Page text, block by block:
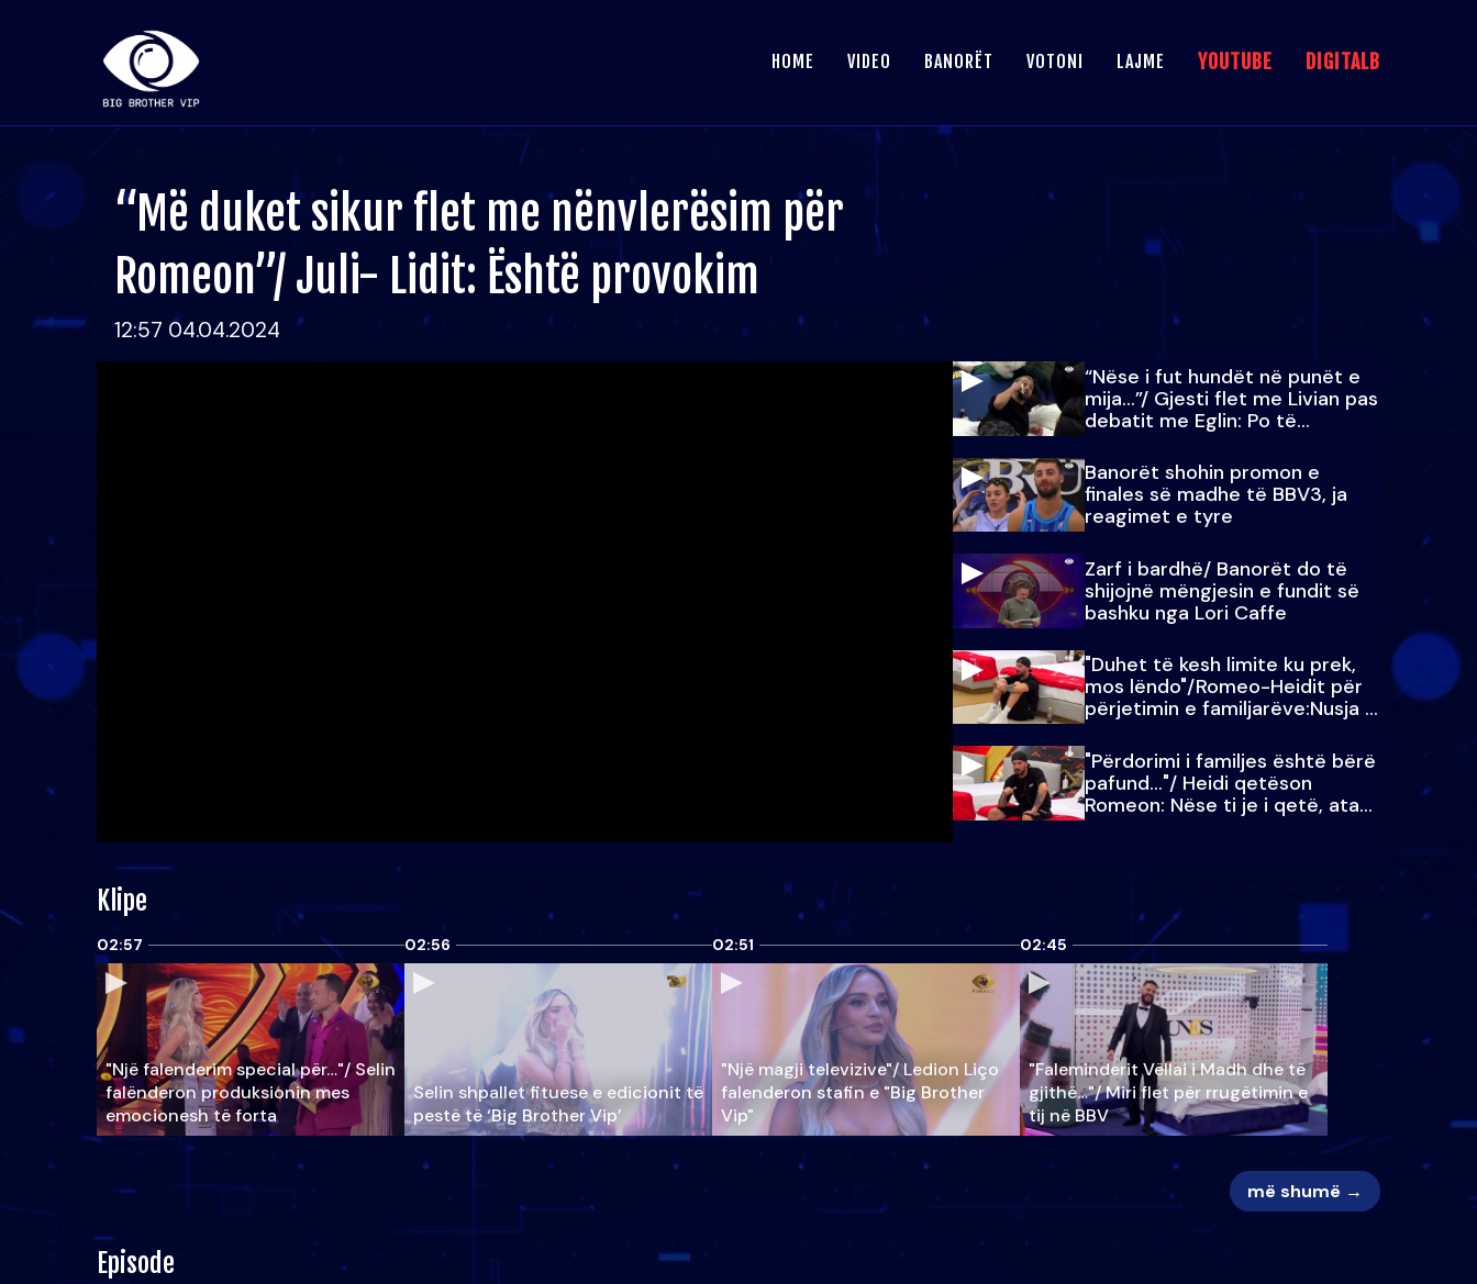
HOME VIDEO BANORËT VOTONI LAJME YOUTUBE DIGITALB
“Më duket sikur flet me nënvlerësim për
Romeon”/ Juli- Lidit: Është provokim
12:57 04.04.2024
“Nëse i fut hundët në punët e
mija…”/ Gjesti flet me Livian pas
debatit me Eglin: Po të
paralajmëroj
Banorët shohin promon e
finales së madhe të BBV3, ja
reagimet e tyre
Zarf i bardhë/ Banorët do të
shijojnë mëngjesin e fundit së
bashku nga Lori Caffe
"Duhet të kesh limite ku prek,
mos lëndo"/Romeo-Heidit për
përjetimin e familjarëve:Nusja e
Julit…
"Përdorimi i familjes është bërë
pafund…"/ Heidi qetëson
Romeon: Nëse ti je i qetë, ata
qetësohen
Klipe
02:57
"Një falenderim special për…"/ Selin
falënderon produksionin mes
emocionesh të forta
02:56
Selin shpallet fituese e edicionit të
pestë të ‘Big Brother Vip’
02:51
"Një magji televizive"/ Ledion Liço
falenderon stafin e "Big Brother
Vip"
02:45
"Faleminderit Vëllai i Madh dhe të
gjithë…"/ Miri flet për rrugëtimin e
tij në BBV
më shumë →
Episode